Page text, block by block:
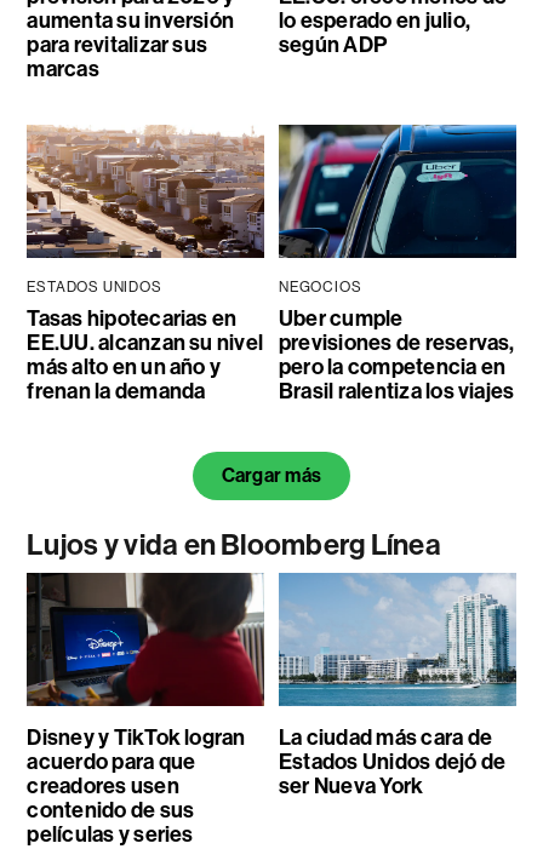
aumenta su inversión
para revitalizar sus
marcas
lo esperado en julio,
según ADP
ESTADOS UNIDOS
Tasas hipotecarias en
EE.UU. alcanzan su nivel
más alto en un año y
frenan la demanda
NEGOCIOS
Uber cumple
previsiones de reservas,
pero la competencia en
Brasil ralentiza los viajes
Cargar más
Lujos y vida en Bloomberg Línea
Disney y TikTok logran
acuerdo para que
creadores usen
contenido de sus
películas y series
La ciudad más cara de
Estados Unidos dejó de
ser Nueva York